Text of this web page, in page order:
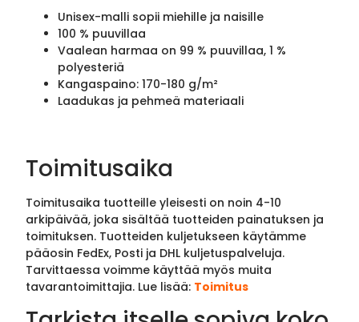
Unisex-malli sopii miehille ja naisille
100 % puuvillaa
Vaalean harmaa on 99 % puuvillaa, 1 %
polyesteriä
Kangaspaino: 170-180 g/m²
Laadukas ja pehmeä materiaali
Toimitusaika
Toimitusaika tuotteille yleisesti on noin 4-10
arkipäivää, joka sisältää tuotteiden painatuksen ja
toimituksen. Tuotteiden kuljetukseen käytämme
pääosin FedEx, Posti ja DHL kuljetuspalveluja.
Tarvittaessa voimme käyttää myös muita
tavarantoimittajia. Lue lisää: Toimitus